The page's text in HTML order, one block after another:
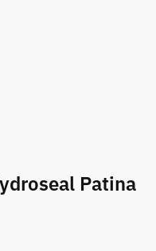
Patina